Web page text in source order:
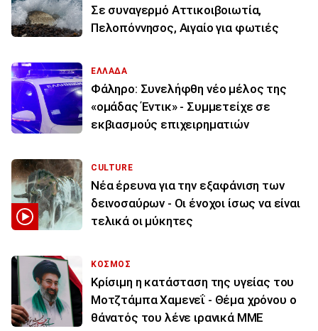
Σε συναγερμό Αττικοιβοιωτία,
Πελοπόννησος, Αιγαίο για φωτιές
ΕΛΛΑΔΑ
Φάληρο: Συνελήφθη νέο μέλος της
«ομάδας Έντικ» - Συμμετείχε σε
εκβιασμούς επιχειρηματιών
CULTURE
Νέα έρευνα για την εξαφάνιση των
δεινοσαύρων - Οι ένοχοι ίσως να είναι
τελικά οι μύκητες
ΚΟΣΜΟΣ
Κρίσιμη η κατάσταση της υγείας του
Μοτζτάμπα Χαμενεΐ - Θέμα χρόνου ο
θάνατός του λένε ιρανικά ΜΜΕ